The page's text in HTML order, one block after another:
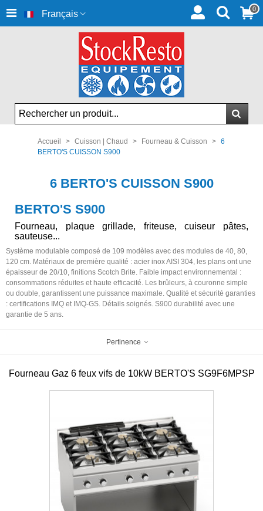
Français 0
Accueil > Cuisson | Chaud > Fourneau & Cuisson > 6
BERTO'S CUISSON S900
6 BERTO'S CUISSON S900
BERTO'S S900
Fourneau, plaque grillade, friteuse, cuiseur pâtes,
sauteuse...
Système modulable composé de 109 modèles avec des modules de 40, 80,
120 cm. Matériaux de première qualité : acier inox AISI 304, les plans ont une
épaisseur de 20/10, finitions Scotch Brite. Faible impact environnemental :
consommations réduites et haute efficacité. Les brûleurs, à couronne simple
ou double, garantissent une puissance maximale. Qualité et sécurité garanties
: certifications IMQ et IMQ-GS. Détails soignés. S900 durabilité avec une
garantie de 5 ans.
Pertinence
Fourneau Gaz 6 feux vifs de 10kW BERTO'S SG9F6MPSP